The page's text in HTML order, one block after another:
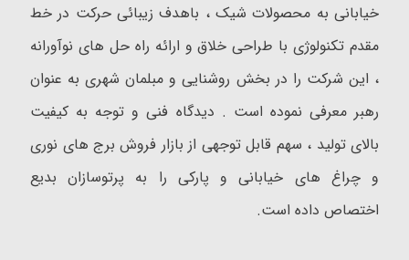
خیابانی به محصولات شیک ، باهدف زیبائی حرکت در خط
مقدم تکنولوژی با طراحی خلاق و ارائه راه حل های نوآورانه
، این شرکت را در بخش روشنایی و مبلمان شهری به عنوان
رهبر معرفی نموده است . دیدگاه فنی و توجه به کیفیت
بالای تولید ، سهم قابل توجهی از بازار فروش برج های نوری
و چراغ های خیابانی و پارکی را به پرتوسازان بدیع
اختصاص داده است.